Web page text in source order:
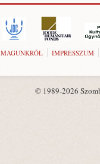
MAGUNKRÓL IMPRESSZUM
© 1989-2026